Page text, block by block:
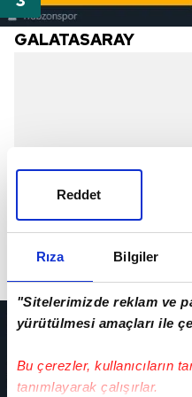
Rıza Bilgiler
"Sitelerimizde reklam ve
yürütülmesi amaçları ile
Bu çerezler, kullanıcıların
tanımlayarak çalışırlar.
Reddet
GALATASARAY